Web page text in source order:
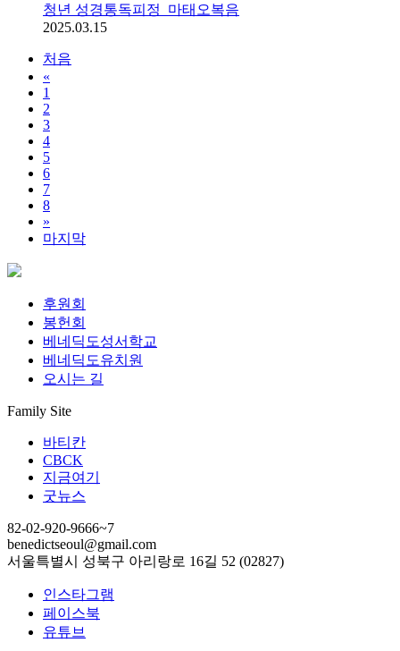
청년 성경통독피정_마태오복음
2025.03.15
처음
«
1
2
3
4
5
6
7
8
»
마지막
후원회
봉헌회
베네딕도성서학교
베네딕도유치원
오시는 길
Family Site
바티칸
CBCK
지금여기
굿뉴스
82-02-920-9666~7
benedictseoul@gmail.com
서울특별시 성북구 아리랑로 16길 52 (02827)
인스타그램
페이스북
유튜브